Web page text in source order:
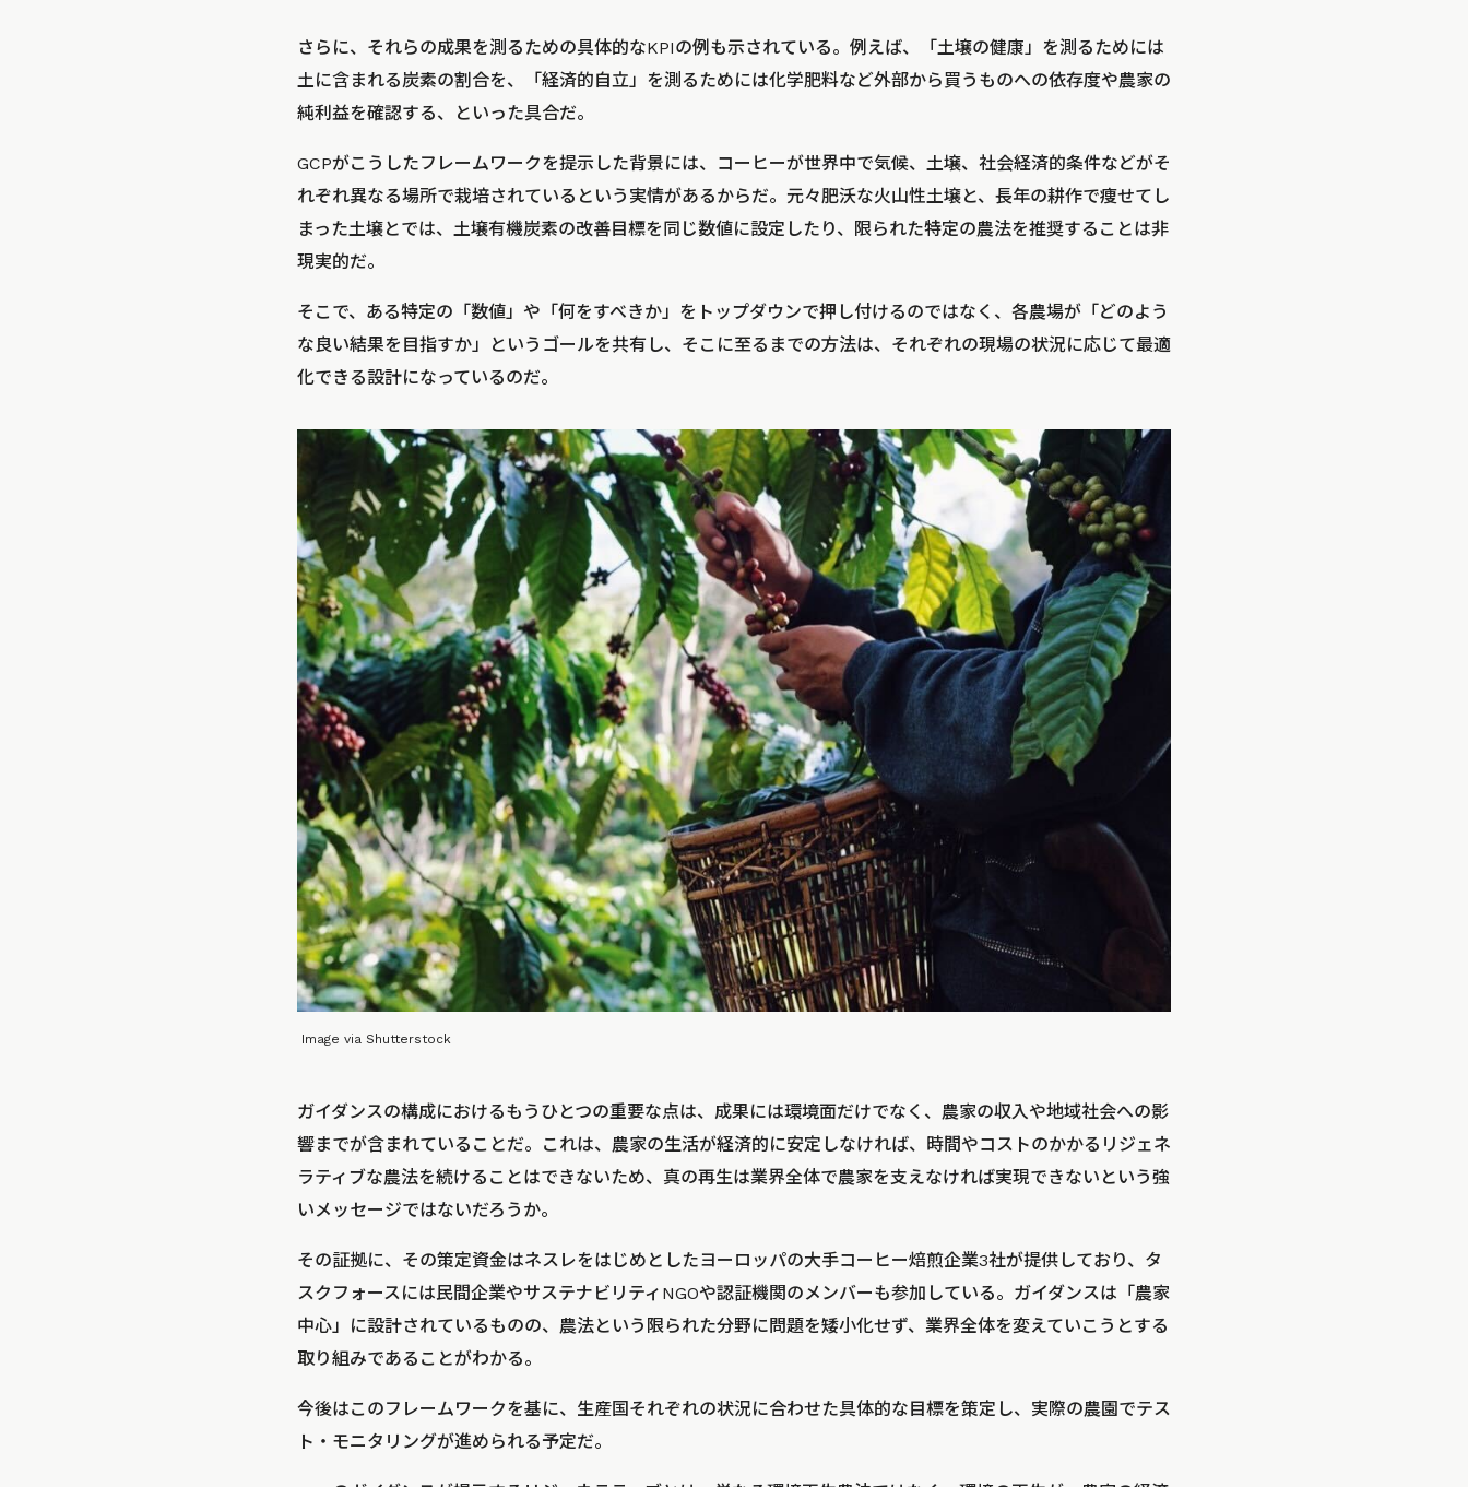
さらに、それらの成果を測るための具体的なKPIの例も示されている。例えば、「土壌の健康」を測るためには
土に含まれる炭素の割合を、「経済的自立」を測るためには化学肥料など外部から買うものへの依存度や農家の
純利益を確認する、といった具合だ。
GCPがこうしたフレームワークを提示した背景には、コーヒーが世界中で気候、土壌、社会経済的条件などがそ
れぞれ異なる場所で栽培されているという実情があるからだ。元々肥沃な火山性土壌と、長年の耕作で痩せてし
まった土壌とでは、土壌有機炭素の改善目標を同じ数値に設定したり、限られた特定の農法を推奨することは非
現実的だ。
そこで、ある特定の「数値」や「何をすべきか」をトップダウンで押し付けるのではなく、各農場が「どのよう
な良い結果を目指すか」というゴールを共有し、そこに至るまでの方法は、それぞれの現場の状況に応じて最適
化できる設計になっているのだ。
Image via Shutterstock
ガイダンスの構成におけるもうひとつの重要な点は、成果には環境面だけでなく、農家の収入や地域社会への影
響までが含まれていることだ。これは、農家の生活が経済的に安定しなければ、時間やコストのかかるリジェネ
ラティブな農法を続けることはできないため、真の再生は業界全体で農家を支えなければ実現できないという強
いメッセージではないだろうか。
その証拠に、その策定資金はネスレをはじめとしたヨーロッパの大手コーヒー焙煎企業3社が提供しており、タ
スクフォースには民間企業やサステナビリティNGOや認証機関のメンバーも参加している。ガイダンスは「農家
中心」に設計されているものの、農法という限られた分野に問題を矮小化せず、業界全体を変えていこうとする
取り組みであることがわかる。
今後はこのフレームワークを基に、生産国それぞれの状況に合わせた具体的な目標を策定し、実際の農園でテス
ト・モニタリングが進められる予定だ。